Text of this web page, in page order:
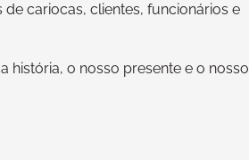
cariocas, clientes, funcionários e
o nosso presente e o nosso